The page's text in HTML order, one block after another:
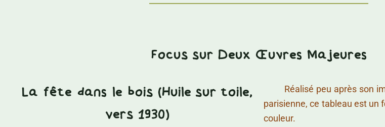
Focus sur Deux Œuvres Majeures
La fête dans le bois (Huile sur toile,
vers 1930)
Réalisé peu après son
parisienne, ce tableau est un
couleur.